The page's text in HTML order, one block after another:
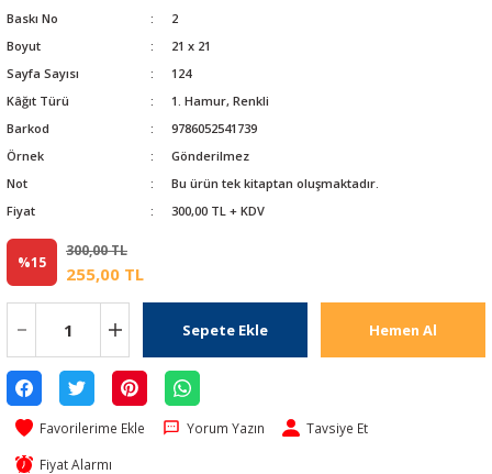
Baskı No
2
Boyut
21 x 21
Sayfa Sayısı
124
Kâğıt Türü
1. Hamur, Renkli
Barkod
9786052541739
Örnek
Gönderilmez
Not
Bu ürün tek kitaptan oluşmaktadır.
Fiyat
300,00 TL + KDV
%15
300,00 TL
255,00 TL
Sepete Ekle Hemen Al
Yorum Yazın Tavsiye Et
Fiyat Alarmı